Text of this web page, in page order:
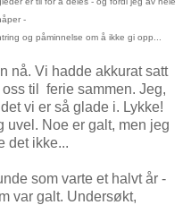
-
og påminnelse om å ikke gi opp...
nå. Vi hadde akkurat satt
til ferie sammen. Jeg,
vi er så glade i. Lykke!
uvel. Noe er galt, men jeg
det ikke...
som varte et halvt år -
var galt. Undersøkt,